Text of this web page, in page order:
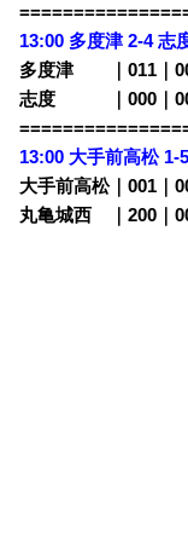
13:00 多度津 2-4 志
多度津 ｜011｜
志度 ｜000｜
13:00 大手前高松 1-
大手前高松｜001｜
丸亀城西 ｜200｜